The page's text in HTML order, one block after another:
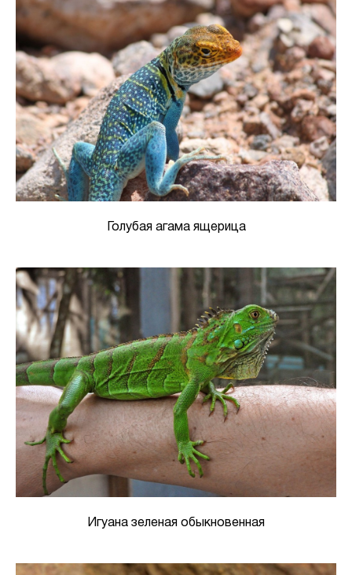
Голубая агама ящерица
Игуана зеленая обыкновенная